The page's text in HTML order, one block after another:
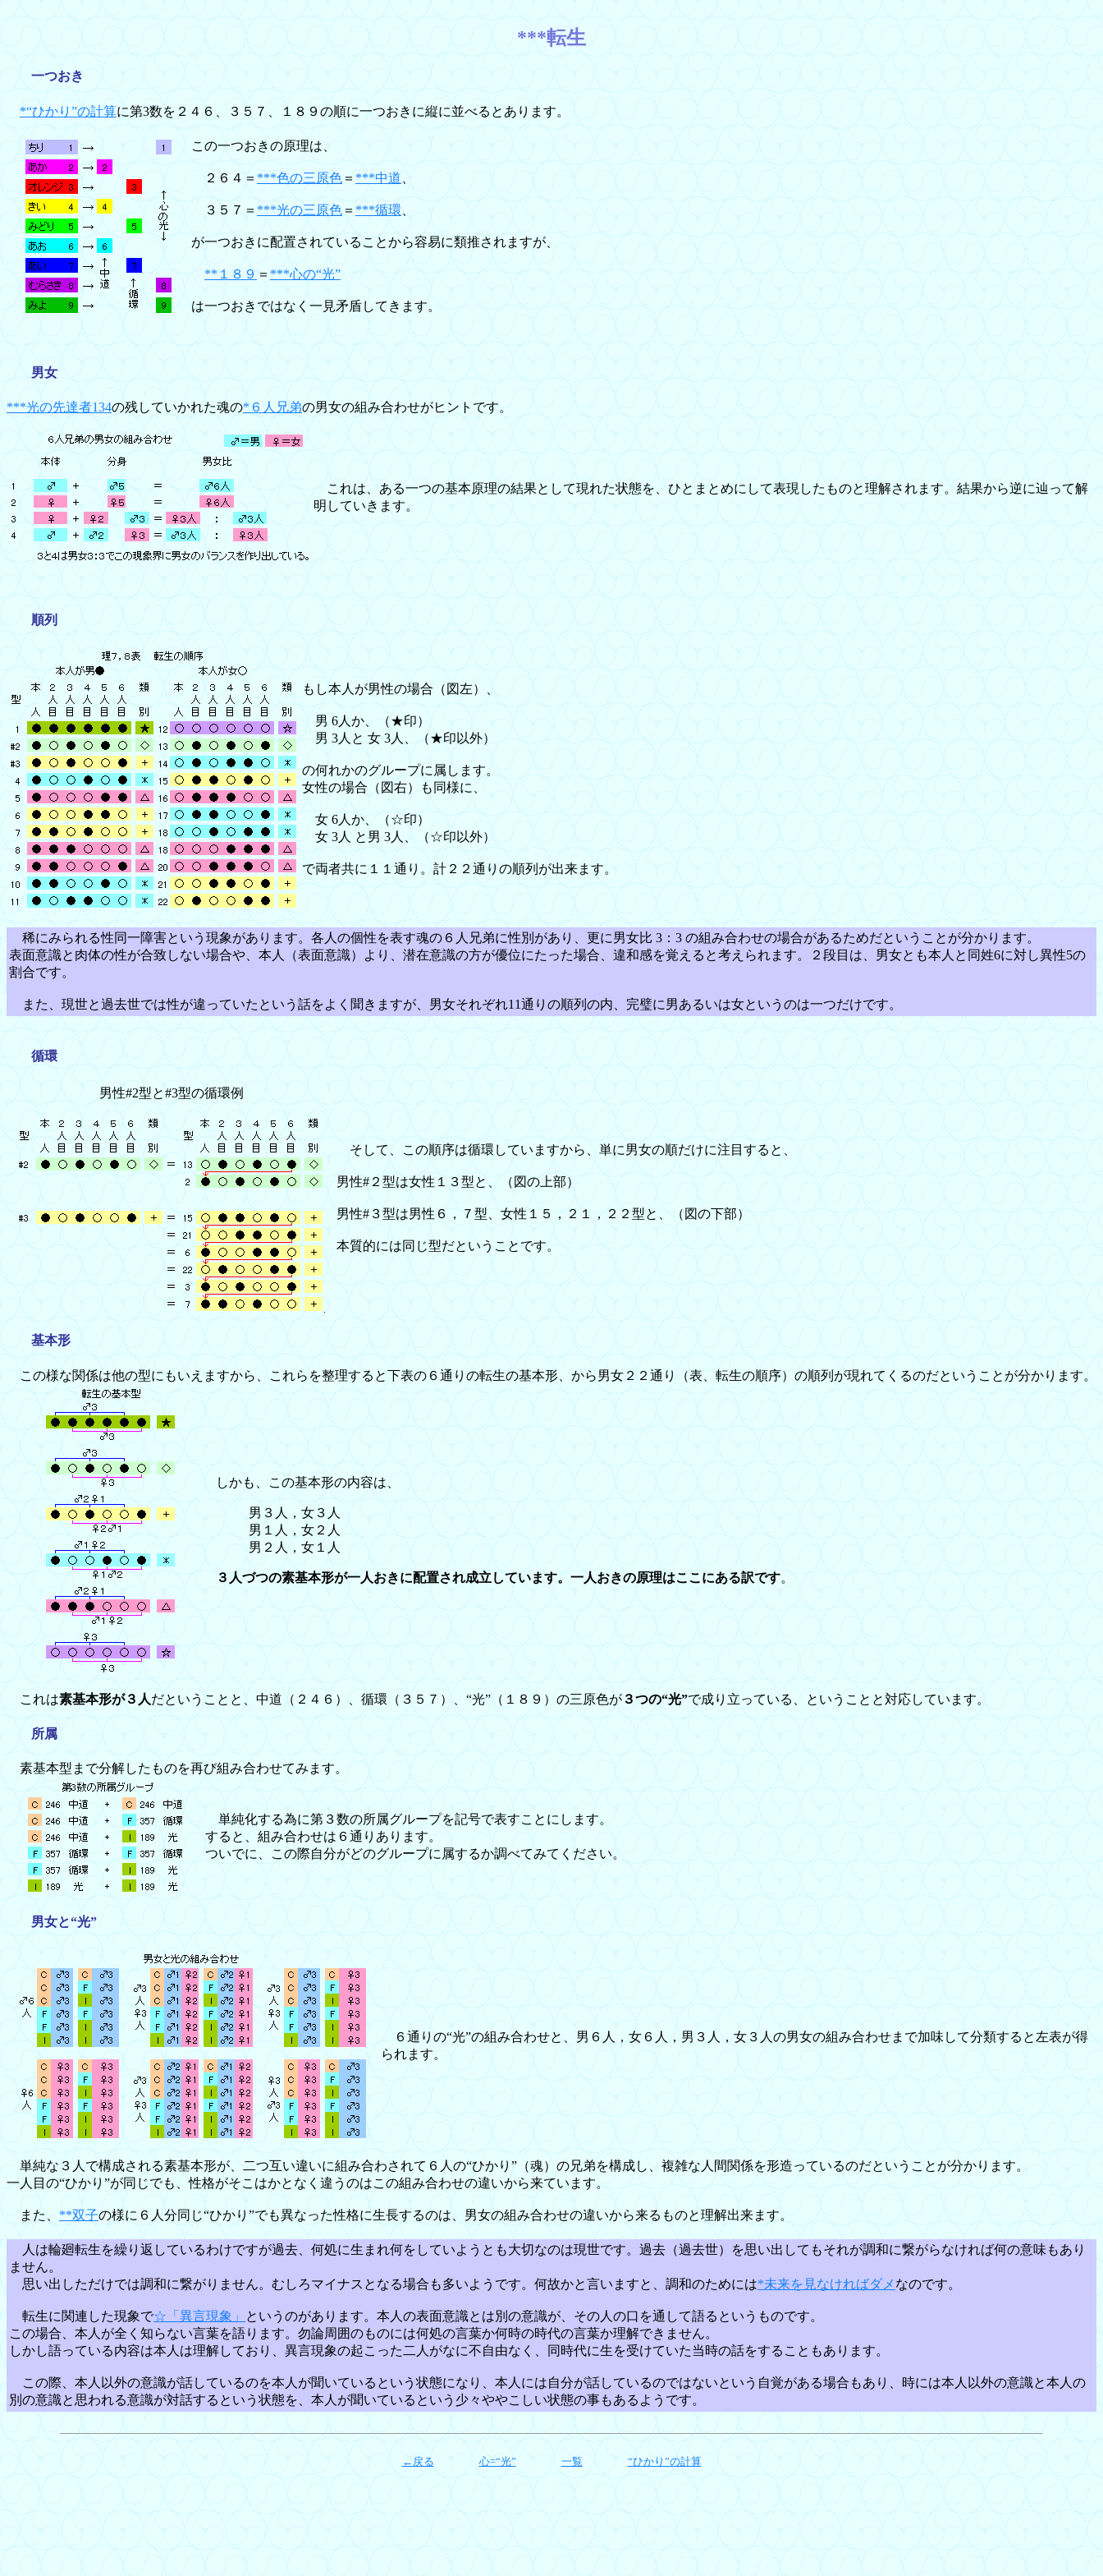
***転生
一つおき
*“ひかり”の計算に第3数を２４６、３５７、１８９の順に一つおきに縦に並べるとあります。
この一つおきの原理は、
２６４＝ ***色の三原色 ＝ ***中道
３５７＝ ***光の三原色 ＝ ***循環
が一つおきに配置されていることから容易に類推されますが、
**１８９ ＝***心の“光”
は一つおきではなく一見矛盾してきます。
男女
***光の先達者134の残していかれた魂の*６人兄弟の男女の組み合わせがヒントです。
これは、ある一つの基本原理の結果として現れた状態を、ひとまとめにして表現したものと理解されます。結果から逆に辿って解
明していきます。
順列
もし本人が男性の場合（図左）、
男 6人か、（★印）
男 3人と 女 3人、（★印以外）
の何れかのグループに属します。
女性の場合（図右）も同様に、
女 6人か、（☆印）
女 3人 と男 3人、（☆印以外）
で両者共に１１通り。計２２通りの順列が出来ます。
稀にみられる性同一障害という現象があります。各人の個性を表す魂の６人兄弟に性別があり、更に男女比 3：3 の組み合わせの場合があるためだということが分かります。
表面意識と肉体の性が合致しない場合や、本人（表面意識）より、潜在意識の方が優位にたった場合、違和感を覚えると考えられます。２段目は、男女とも本人と同姓6に対し異性5の
割合です。
また、現世と過去世では性が違っていたという話をよく聞きますが、男女それぞれ11通りの順列の内、完璧に男あるいは女というのは一つだけです。
循環
男性#2型と#3型の循環例
そして、この順序は循環していますから、単に男女の順だけに注目すると、
男性#２型は女性１３型と、（図の上部）
男性#３型は男性６，７型、女性１５，２１，２２型と、（図の下部）
本質的には同じ型だということです。
基本形
この様な関係は他の型にもいえますから、これらを整理すると下表の６通りの転生の基本形、から男女２２通り（表、転生の順序）の順列が現れてくるのだということが分かります。
しかも、この基本形の内容は、
男３人，女３人
男１人，女２人
男２人，女１人
３人づつの素基本形が一人おきに配置され成立しています。一人おきの原理はここにある訳です。
これは素基本形が３人だということと、中道（２４６）、循環（３５７）、“光”（１８９）の三原色が ３つの“光”で成り立っている、ということと対応しています。
所属
素基本型まで分解したものを再び組み合わせてみます。
単純化する為に第３数の所属グループを記号で表すことにします。
すると、組み合わせは６通りあります。
ついでに、この際自分がどのグループに属するか調べてみてください。
男女と“光”
６通りの“光”の組み合わせと、男６人，女６人，男３人，女３人の男女の組み合わせまで加味して分類すると左表が得
られます。
単純な３人で構成される素基本形が、二つ互い違いに組み合わされて６人の“ひかり”（魂）の兄弟を構成し、複雑な人間関係を形造っているのだということが分かります。
一人目の“ひかり”が同じでも、性格がそこはかとなく違うのはこの組み合わせの違いから来ています。
また、 **双子の様に６人分同じ“ひかり”でも異なった性格に生長するのは、男女の組み合わせの違いから来るものと理解出来ます。
人は輪廻転生を繰り返しているわけですが過去、何処に生まれ何をしていようとも大切なのは現世です。過去（過去世）を思い出してもそれが調和に繋がらなければ何の意味もあり
ません。
思い出しただけでは調和に繋がりません。むしろマイナスとなる場合も多いようです。何故かと言いますと、調和のためには*未来を見なければダメ なのです。
転生に関連した現象で☆「異言現象」
というのがあります。本人の表面意識とは別の意識が、その人の口を通して語るというものです。
この場合、本人が全く知らない言葉を語ります。勿論周囲のものには何処の言葉か何時の時代の言葉か理解できません。
しかし語っている内容は本人は理解しており、異言現象の起こった二人がなに不自由なく、同時代に生を受けていた当時の話をすることもあります。
この際、本人以外の意識が話しているのを本人が聞いているという状態になり、本人には自分が話しているのではないという自覚がある場合もあり、時には本人以外の意識と本人の
別の意識と思われる意識が対話するという状態を、本人が聞いているという少々ややこしい状態の事もあるようです。
←戻る 心=“光” 一覧 “ひかり”の計算